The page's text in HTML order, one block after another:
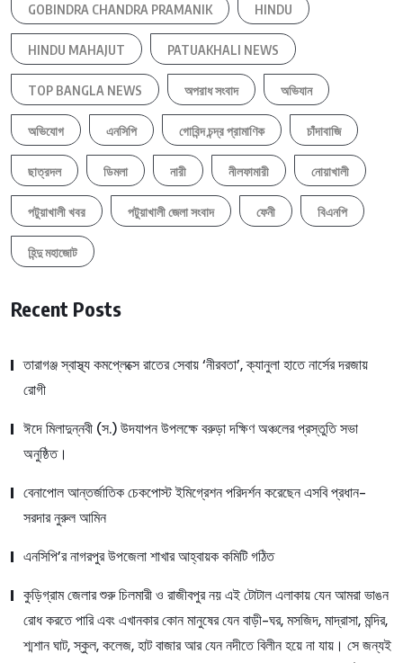
GOBINDRA CHANDRA PRAMANIK HINDU
HINDU MAHAJUT PATUAKHALI NEWS
TOP BANGLA NEWS অপরাধ সংবাদ অভিযান
অভিযোগ এনসিপি গোবিন্দ চন্দ্র প্রামাণিক চাঁদাবাজি
ছাত্রদল ডিমলা নারী নীলফামারী নোয়াখালী
পটুয়াখালী খবর পটুয়াখালী জেলা সংবাদ ফেনী বিএনপি
হিন্দু মহাজোট
Recent Posts
তারাগঞ্জ স্বাস্থ্য কমপ্লেক্সে রাতের সেবায় ‘নীরবতা’, ক্যানুলা হাতে নার্সের দরজায়
রোগী
ঈদে মিলাদুন্নবী (স.) উদযাপন উপলক্ষে বরুড়া দক্ষিণ অঞ্চলের প্রস্তুতি সভা
অনুষ্ঠিত।
বেনাপোল আন্তর্জাতিক চেকপোস্ট ইমিগ্রেশন পরিদর্শন করেছেন এসবি প্রধান-
সরদার নুরুল আমিন
এনসিপি’র নাগরপুর উপজেলা শাখার আহ্বায়ক কমিটি গঠিত
কুড়িগ্রাম জেলার শুরু চিলমারী ও রাজীবপুর নয় এই টোটাল এলাকায় যেন আমরা ভাঙন
রোধ করতে পারি এবং এখানকার কোন মানুষের যেন বাড়ী-ঘর, মসজিদ, মাদ্রাসা, মন্দির,
শ্মশান ঘাট, স্কুল, কলেজ, হাট বাজার আর যেন নদীতে বিলীন হয়ে না যায়। সে জন্যই